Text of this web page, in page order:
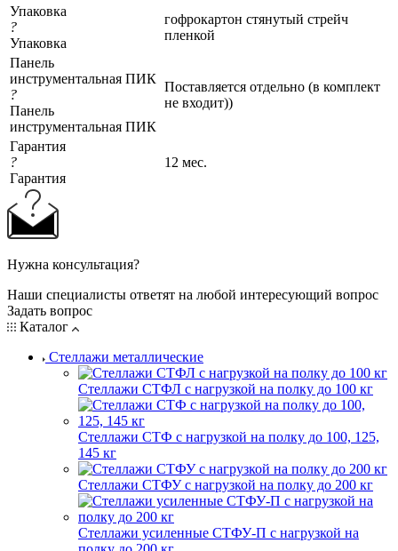
Упаковка
?
Упаковка
гофрокартон стянутый стрейч
пленкой
Панель
инструментальная ПИК
?
Панель
инструментальная ПИК
Поставляется отдельно (в комплект
не входит))
Гарантия
?
Гарантия
12 мес.
Нужна консультация?
Наши специалисты ответят на любой интересующий вопрос
Задать вопрос
Каталог
Стеллажи металлические
Стеллажи СТФЛ с нагрузкой на полку до 100 кг
Стеллажи СТФ с нагрузкой на полку до 100, 125,
145 кг
Стеллажи СТФУ с нагрузкой на полку до 200 кг
Стеллажи усиленные СТФУ-П с нагрузкой на